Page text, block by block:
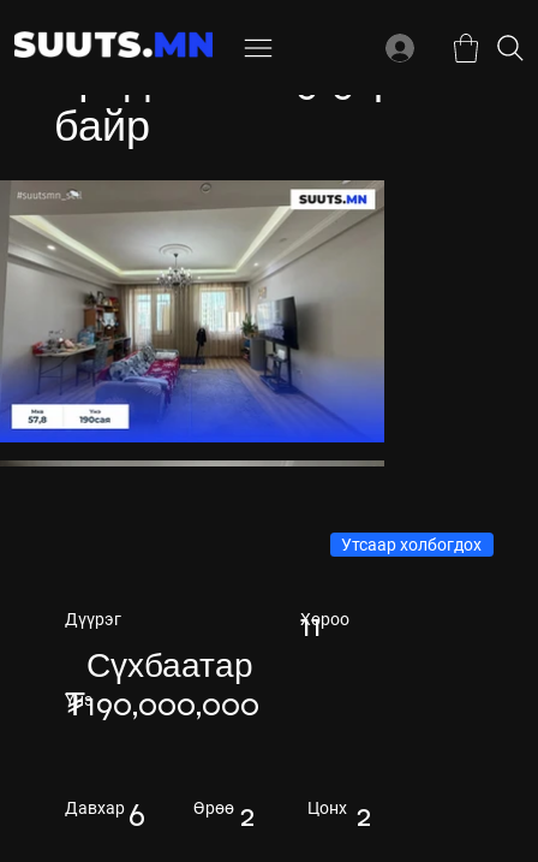
Цагдаагийн 515-р
байр
Дүүрэг
Сүхбаатар
Хороо
11
Үнэ
₮190,000,000
Давхар 6 Өрөө 2 Цонх 2
Утсаар холбогдох